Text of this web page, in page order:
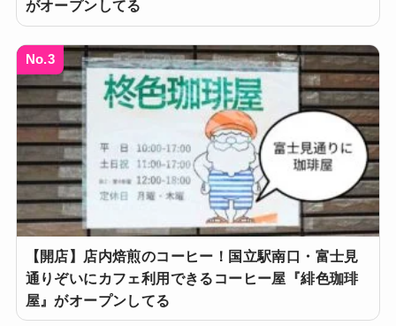
がオープンしてる
No.3
【開店】店内焙煎のコーヒー！国立駅南口・富士見
通りぞいにカフェ利用できるコーヒー屋『緋色珈琲
屋』がオープンしてる